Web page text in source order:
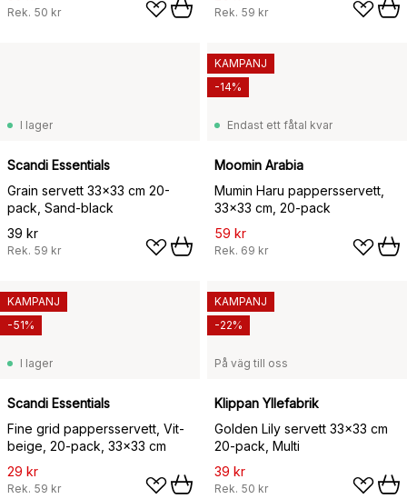
Rek. 50 kr Rek. 59 kr
I lager
Scandi Essentials
Grain servett 33x33 cm 20-
pack, Sand-black
39 kr
Rek. 59 kr
Endast ett fåtal kvar
Moomin Arabia
Mumin Haru pappersservett,
33x33 cm, 20-pack
59 kr
Rek. 69 kr
KAMPANJ
-14%
I lager
Scandi Essentials
Fine grid pappersservett, Vit-
beige, 20‑pack, 33×33 cm
29 kr
Rek. 59 kr
KAMPANJ
-51%
På väg till oss
Klippan Yllefabrik
Golden Lily servett 33x33 cm
20-pack, Multi
39 kr
Rek. 50 kr
KAMPANJ
-22%